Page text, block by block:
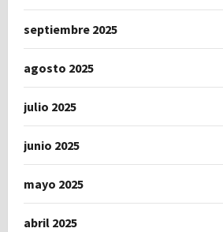
septiembre 2025
agosto 2025
julio 2025
junio 2025
mayo 2025
abril 2025